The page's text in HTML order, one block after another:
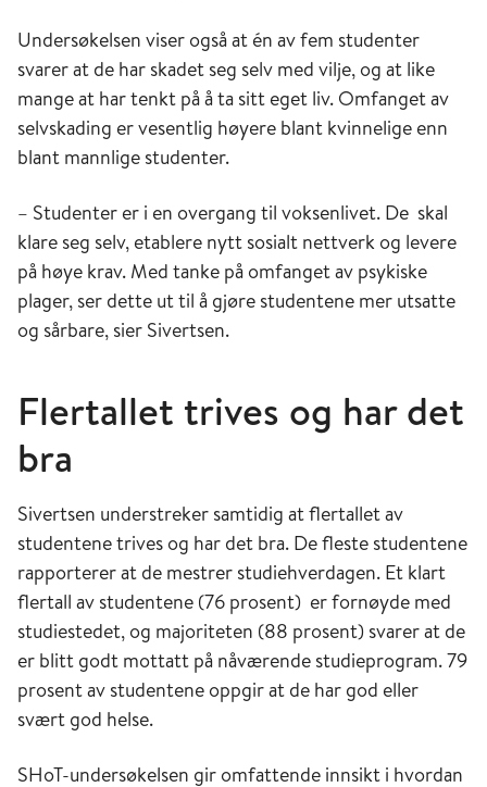
Undersøkelsen viser også at én av fem studenter
svarer at de har skadet seg selv med vilje, og at like
mange at har tenkt på å ta sitt eget liv. Omfanget av
selvskading er vesentlig høyere blant kvinnelige enn
blant mannlige studenter.
– Studenter er i en overgang til voksenlivet. De skal
klare seg selv, etablere nytt sosialt nettverk og levere
på høye krav. Med tanke på omfanget av psykiske
plager, ser dette ut til å gjøre studentene mer utsatte
og sårbare, sier Sivertsen.
Flertallet trives og har det
bra
Sivertsen understreker samtidig at flertallet av
studentene trives og har det bra. De fleste studentene
rapporterer at de mestrer studiehverdagen. Et klart
flertall av studentene (76 prosent) er fornøyde med
studiestedet, og majoriteten (88 prosent) svarer at de
er blitt godt mottatt på nåværende studieprogram. 79
prosent av studentene oppgir at de har god eller
svært god helse.
SHoT-undersøkelsen gir omfattende innsikt i hvordan